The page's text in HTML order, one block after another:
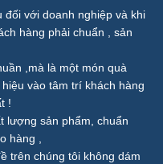
với doanh nghiệp và khi
hàng phải chuẩn , sản
,mà là một món quà
vào tâm trí khách hàng
!
lượng sản phẩm, chuẩn
hàng ,
trên chúng tôi không dám